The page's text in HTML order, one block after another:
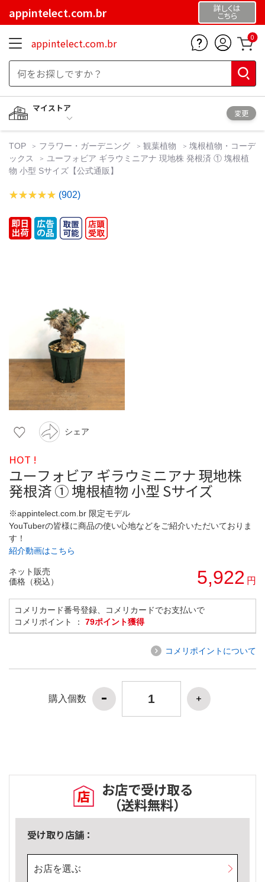
appintelect.com.br 詳しくは
こちら
appintelect.com.br 0
マイストア
変更
TOP フラワー・ガーデニング 観葉植物
塊根植物・コーデ
ックス
ユーフォビア ギラウミニアナ 現地株 発根済 ① 塊根植
物 小型 Sサイズ【公式通販】
(902)
シェア
HOT !
ユーフォビア ギラウミニアナ 現地株
発根済 ① 塊根植物 小型 Sサイズ
※appintelect.com.br 限定モデル
YouTuberの皆様に商品の使い心地などをご紹介いただいておりま
す！
紹介動画はこちら
ネット販売
価格（税込）
5,922 円
コメリカード番号登録、コメリカードでお支払いで
コメリポイント ： 79ポイント獲得
コメリポイントについて
購入個数
お店で受け取る
（送料無料）
受け取り店舗：
お店を選ぶ